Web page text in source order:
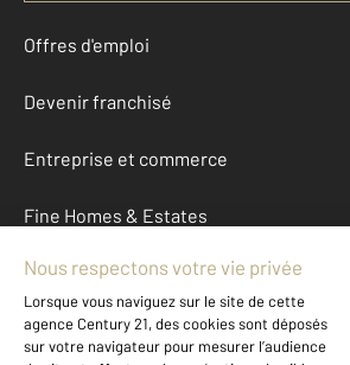
Offres d'emploi
Devenir franchisé
Entreprise et commerce
Fine Homes & Estates
À propos
International